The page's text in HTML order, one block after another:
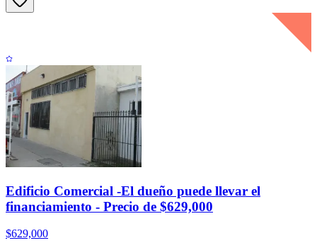
Edificio Comercial -El dueño puede llevar el
financiamiento - Precio de $629,000
$629,000